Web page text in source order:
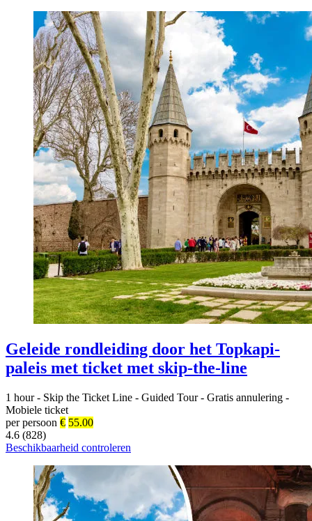
Geleide rondleiding door het Topkapi-
paleis met ticket met skip-the-line
1 hour - Skip the Ticket Line - Guided Tour - Gratis annulering -
Mobiele ticket
per persoon € 55.00
4.6 (828)
Beschikbaarheid controleren